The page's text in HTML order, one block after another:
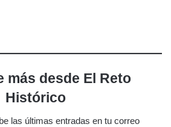
más desde El Reto
Histórico
las últimas entradas en tu correo